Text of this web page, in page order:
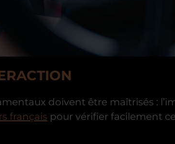
doivent être maîtrisés :
français pour vérifier facilement